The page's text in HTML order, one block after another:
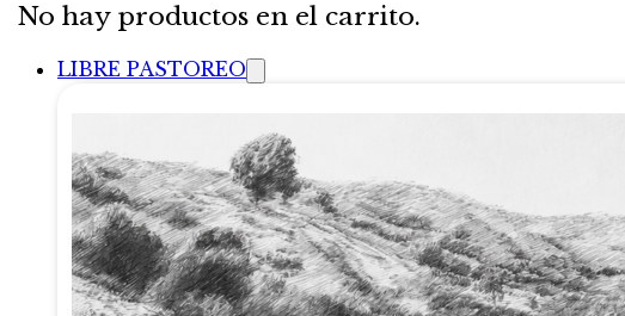
No hay productos en el carrito.
LIBRE PASTOREO